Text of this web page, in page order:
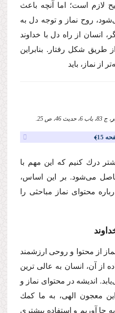
لازم است؛ اما آنچه باعث
روح نماز و توجه دل به
انسان از راه دل با خداوند
طریق شكل رفتار. بنابراین
از نماز، باید
، ج 83، باب 6، حدیث 46، ص 25.
15﴾
درك كنیم كه این مهم با
مى‌شود. بر این اساس،
محتواى نماز مباحثى را
از محتوا و روحى ارزشمند
از آن، انسان به عالى ترین
اندیشه در محتواى نماز و
معجون الهى، به ما كمك
جا آوریم و استفاده بیشترى